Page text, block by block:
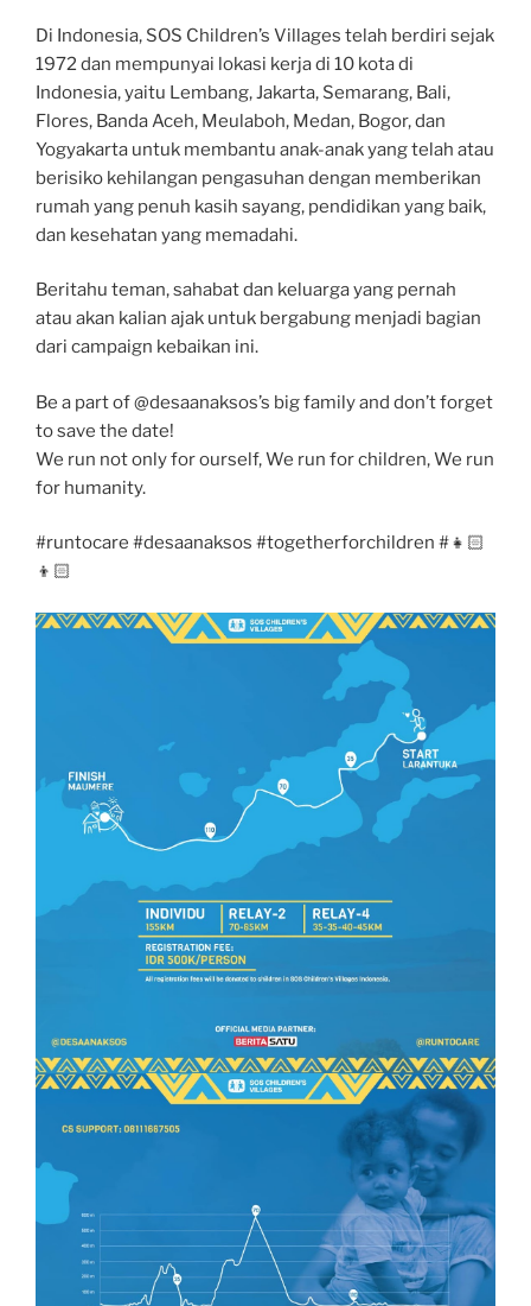
Di Indonesia, SOS Children’s Villages telah berdiri sejak
1972 dan mempunyai lokasi kerja di 10 kota di
Indonesia, yaitu Lembang, Jakarta, Semarang, Bali,
Flores, Banda Aceh, Meulaboh, Medan, Bogor, dan
Yogyakarta untuk membantu anak-anak yang telah atau
berisiko kehilangan pengasuhan dengan memberikan
rumah yang penuh kasih sayang, pendidikan yang baik,
dan kesehatan yang memadahi.
Beritahu teman, sahabat dan keluarga yang pernah
atau akan kalian ajak untuk bergabung menjadi bagian
dari campaign kebaikan ini.
Be a part of @desaanaksos’s big family and don’t forget
to save the date!
We run not only for ourself, We run for children, We run
for humanity.
#runtocare #desaanaksos #togetherforchildren #👧🏻
👦🏻